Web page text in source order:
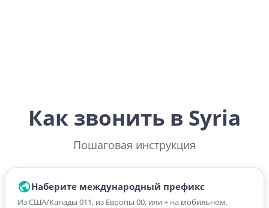
Как звонить в Syria
Пошаговая инструкция
Наберите международный префикс
Из США/Канады 011, из Европы 00, или + на мобильном.